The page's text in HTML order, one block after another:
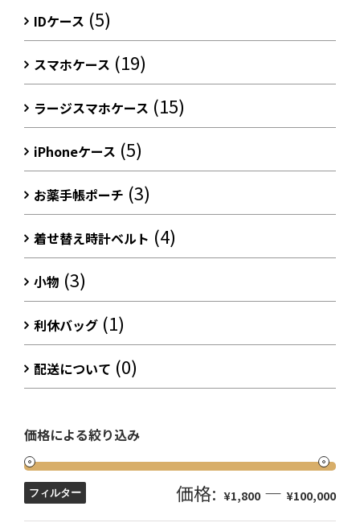
IDケース (5)
スマホケース (19)
ラージスマホケース (15)
iPhoneケース (5)
お薬手帳ポーチ (3)
着せ替え時計ベルト (4)
小物 (3)
利休バッグ (1)
配送について (0)
価格による絞り込み
フィルター 価格: ¥1,800 — ¥100,000